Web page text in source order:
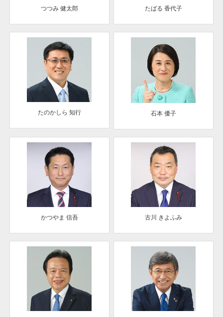
つつみ 健太郎 たばる 香代子
たのかしら 知行 石本 優子
かつやま 信吾 古川 きよふみ